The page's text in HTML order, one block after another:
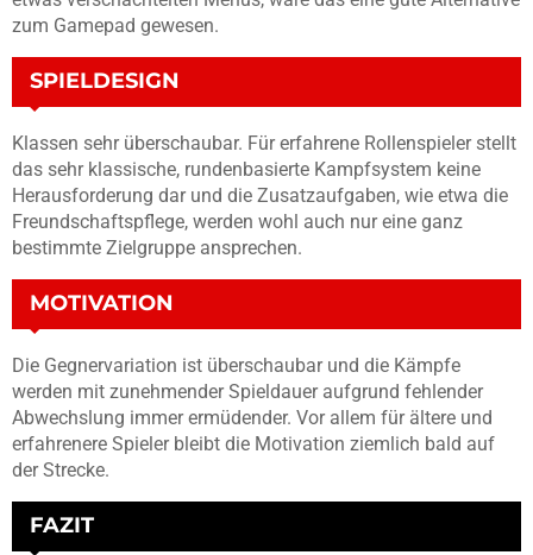
zum Gamepad gewesen.
SPIELDESIGN
Klassen sehr überschaubar. Für erfahrene Rollenspieler stellt
das sehr klassische, rundenbasierte Kampfsystem keine
Herausforderung dar und die Zusatzaufgaben, wie etwa die
Freundschaftspflege, werden wohl auch nur eine ganz
bestimmte Zielgruppe ansprechen.
MOTIVATION
Die Gegnervariation ist überschaubar und die Kämpfe
werden mit zunehmender Spieldauer aufgrund fehlender
Abwechslung immer ermüdender. Vor allem für ältere und
erfahrenere Spieler bleibt die Motivation ziemlich bald auf
der Strecke.
FAZIT